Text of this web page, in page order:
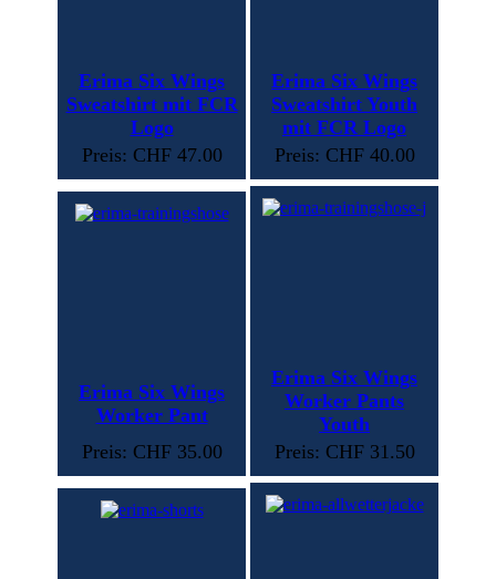
Erima Six Wings
Sweatshirt mit FCR
Logo
Preis: CHF 47.00
Erima Six Wings
Sweatshirt Youth
mit FCR Logo
Preis: CHF 40.00
Erima Six Wings
Worker Pant
Preis: CHF 35.00
Erima Six Wings
Worker Pants
Youth
Preis: CHF 31.50